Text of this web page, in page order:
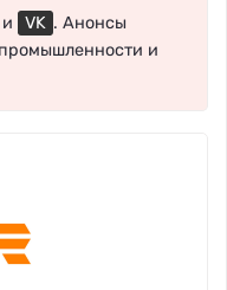
и VK . Анонсы
и